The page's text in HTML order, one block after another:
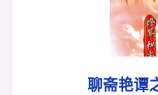
聊斋艳谭